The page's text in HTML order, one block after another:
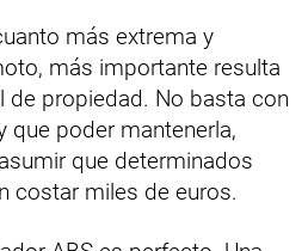
más extrema y
más importante resulta
de propiedad. No basta con
que poder mantenerla,
que determinados
costar miles de euros.